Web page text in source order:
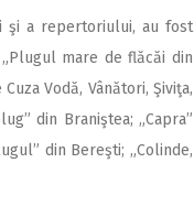
şi a repertoriului, au fost
mare de flăcăi din
Vodă, Vânători, Şiviţa,
din Braniştea; „Capra”
din Bereşti; „Colinde,